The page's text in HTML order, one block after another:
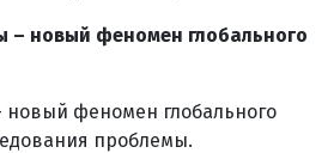
– новый феномен глобального
феномен глобального
проблемы.